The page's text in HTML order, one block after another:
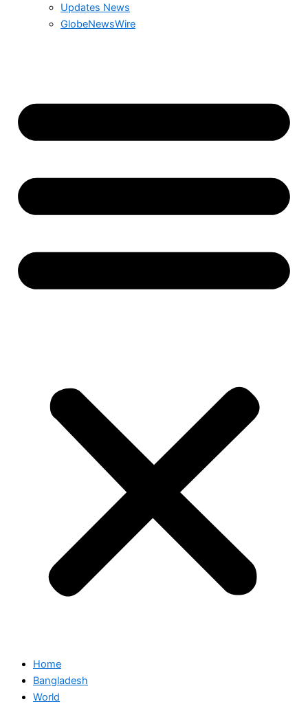
Updates News
GlobeNewsWire
Home
Bangladesh
World